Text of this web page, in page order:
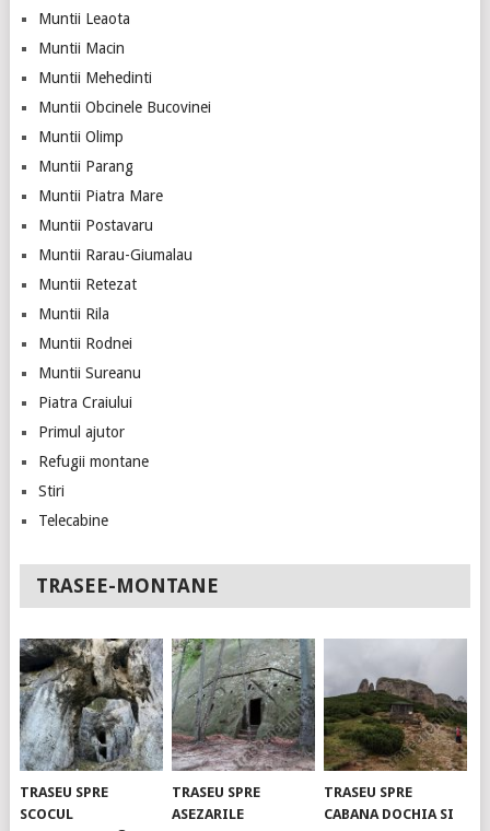
Muntii Leaota
Muntii Macin
Muntii Mehedinti
Muntii Obcinele Bucovinei
Muntii Olimp
Muntii Parang
Muntii Piatra Mare
Muntii Postavaru
Muntii Rarau-Giumalau
Muntii Retezat
Muntii Rila
Muntii Rodnei
Muntii Sureanu
Piatra Craiului
Primul ajutor
Refugii montane
Stiri
Telecabine
TRASEE-MONTANE
TRASEU SPRE
SCOCUL
TRASEU SPRE
ASEZARILE
TRASEU SPRE
CABANA DOCHIA SI